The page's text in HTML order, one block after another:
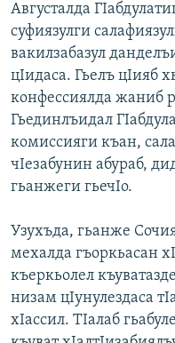
Августалда
суфиязулги
вакилзабазул
цIидаса. Гьелъ цIияб
конфессиялда жаниб
Гьединлъидал
комиссияги къан,
чIезабунин абураб,
гьанжеги гьечIо.
Узухъда, гьанже
мехалда гъоркьасан
къеркьолел
низам цIунулездаса
хIассил. ТIалаб